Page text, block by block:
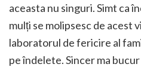
aceasta nu singuri. Simt ca
mulți se molipsesc de acest
laboratorul de fericire al
pe îndelete. Sincer ma